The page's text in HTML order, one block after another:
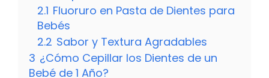
2.1 Fluoruro en Pasta de Dientes para
Bebés
2.2 Sabor y Textura Agradables
3 ¿Cómo Cepillar los Dientes de un
Bebé de 1 Año?